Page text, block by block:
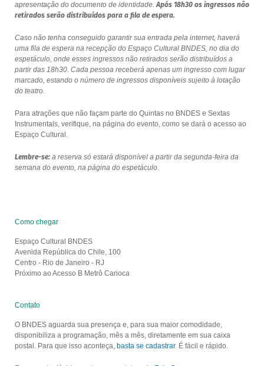
apresentação do documento de identidade.Após 18h30 os ingressos não
retirados serão distribuídos para a fila de espera.
Caso não tenha conseguido garantir sua entrada pela internet, haverá
uma fila de espera na recepção do Espaço Cultural BNDES, no dia do
espetáculo, onde esses ingressos não retirados serão distribuídos a
partir das 18h30. Cada pessoa receberá apenas um ingresso com lugar
marcado, estando o número de ingressos disponíveis sujeito à lotação
do teatro.
Para atrações que não façam parte do Quintas no BNDES e Sextas
Instrumentais, verifique, na página do evento, como se dará o acesso ao
Espaço Cultural.
Lembre-se:a reserva só estará disponível a partir da segunda-feira da
semana do evento, na página do espetáculo.
Como chegar
Espaço Cultural BNDES
Avenida República do Chile, 100
Centro - Rio de Janeiro - RJ
Próximo ao Acesso B Metrô Carioca
Contato
O BNDES aguarda sua presença e, para sua maior comodidade,
disponibiliza a programação, mês a mês, diretamente em sua caixa
postal. Para que isso aconteça, basta se cadastrar. É fácil e rápido.